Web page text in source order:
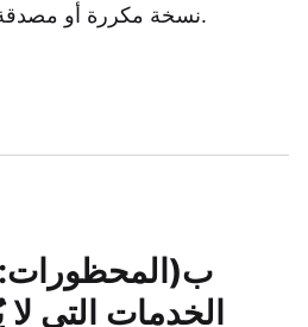
نسخة مكررة أو مصدقة من بطاقة عمل السفر.
الخدمات التي